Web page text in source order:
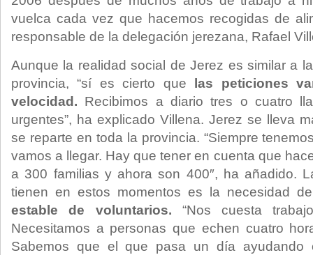
vuelca cada vez que hacemos recogidas de
responsable de la delegación jerezana, Rafael
Aunque la realidad social de Jerez es similar a
provincia, “sí es cierto que las peticiones
velocidad. Recibimos a diario tres o cuatro
urgentes”, ha explicado Villena. Jerez se lleva
se reparte en toda la provincia. “Siempre
vamos a llegar. Hay que tener en cuenta que
a 300 familias y ahora son 400″, ha añadido.
tienen en estos momentos es la necesidad
estable de voluntarios. “Nos cuesta
Necesitamos a personas que echen cuatro
Sabemos que el que pasa un día ayudando